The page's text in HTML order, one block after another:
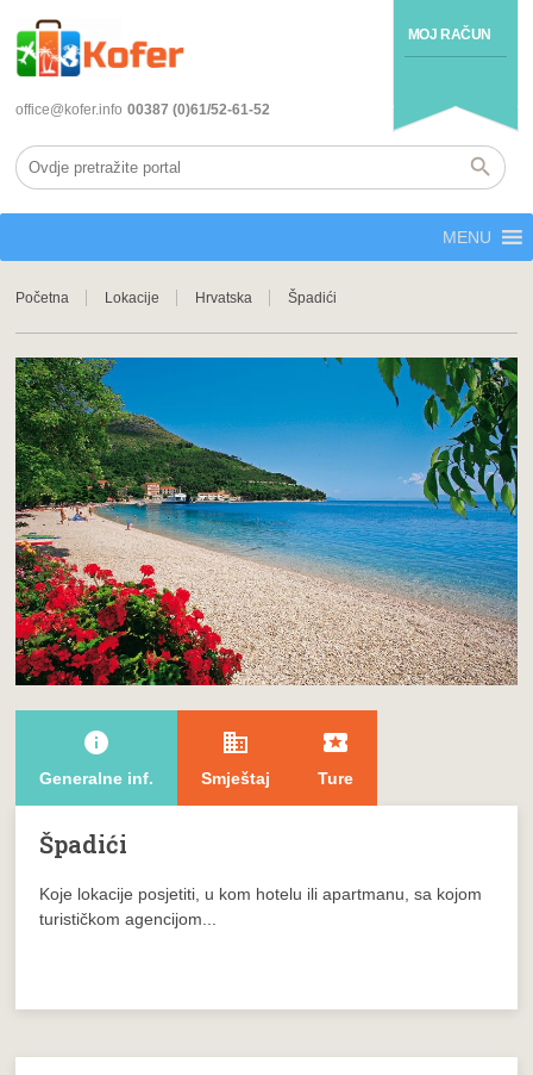
MOJ RAČUN
office@kofer.info 00387 (0)61/52-61-52
MENU
Početna Lokacije Hrvatska Špadići
info
Generalne inf.
domain
Smještaj
local_play
Ture
Špadići
Koje lokacije posjetiti, u kom hotelu ili apartmanu, sa kojom
turističkom agencijom...